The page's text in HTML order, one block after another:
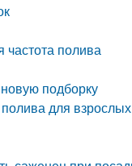
частота полива
подборку
для